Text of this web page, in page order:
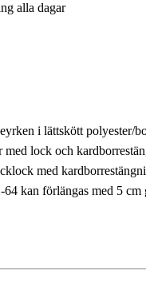
alla dagar
i lättskött polyester/
lock och
med
kan förlängas med 5 cm